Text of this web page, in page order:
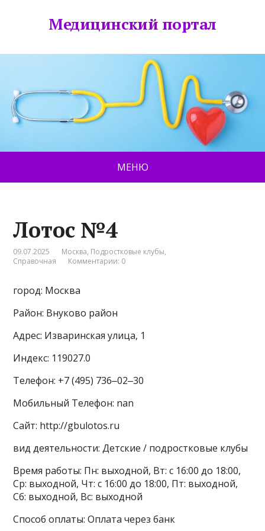
Медицинский портал
МЕНЮ
Лотос №4
09.07.2025 Москва, Подростковые клубы,
Справочная
Комментарии: 0
город: Москва
Район: Внуково район
Адрес: Изваринская улица, 1
Индекс: 119027.0
Телефон: +7 (495) 736‒02‒30
Мобильный Телефон: nan
Сайт: http://gbulotos.ru
вид деятельности: Детские / подростковые клубы
Время работы: Пн: выходной, Вт: с 16:00 до 18:00,
Ср: выходной, Чт: с 16:00 до 18:00, Пт: выходной,
Сб: выходной, Вс: выходной
Способ оплаты: Оплата через банк